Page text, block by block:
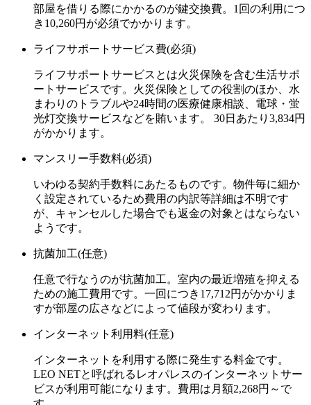
部屋を借りる際にかかるのが鍵交換費。 1回の利用につ
き10,260円 が必須でかかります。
ライフサポートサービス費(必須)
ライフサポートサービスとは火災保険を含む生活サポ
ートサービスです。火災保険としての役割のほか、水
まわりのトラブルや24時間の医療健康相談、電球・蛍
光灯交換サービスなどを賄います。 30日あたり3,834円
がかかります。
マンスリー手数料(必須)
いわゆる契約手数料にあたるものです。物件毎に細か
く設定されているため費用の内訳等詳細は不明です
が、キャンセルした場合でも返金の対象とはならない
ようです。
抗菌加工(任意)
任意で行なうのが抗菌加工。室内の最近増殖を抑える
ための施工費用です。 一回につき17,712円 がかかりま
すが部屋の広さなどによって値段が変わります。
インターネット利用料(任意)
インターネットを利用する際に発生する料金です。
LEO NETと呼ばれるレオパレスのインターネットサー
ビスが利用可能になります。費用は 月額2,268円～ で